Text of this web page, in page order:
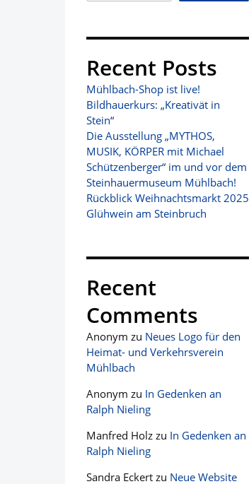
Recent Posts
Mühlbach-Shop ist live!
Bildhauerkurs: „Kreativät in
Stein“
Die Ausstellung „MYTHOS,
MUSIK, KÖRPER mit Michael
Schützenberger“ im und vor dem
Steinhauermuseum Mühlbach!
Rückblick Weihnachtsmarkt 2025
Glühwein am Steinbruch
Recent
Comments
Anonym zu Neues Logo für den
Heimat- und Verkehrsverein
Mühlbach
Anonym zu In Gedenken an
Ralph Nieling
Manfred Holz zu In Gedenken an
Ralph Nieling
Sandra Eckert zu Neue Website